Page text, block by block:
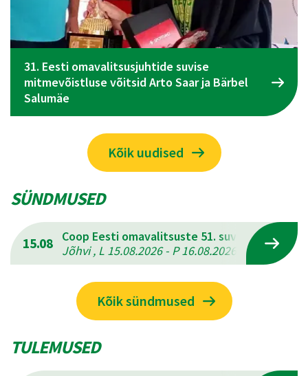
Spordiliidu Jõud üldkogu koosolek
Kõik uudised
SÜNDMUSED
15.08
Coop Eesti omavalitsuste 51. suvemängud
Jõhvi , L 15.08.2026 - P 16.08.2026
Kõik sündmused
TULEMUSED